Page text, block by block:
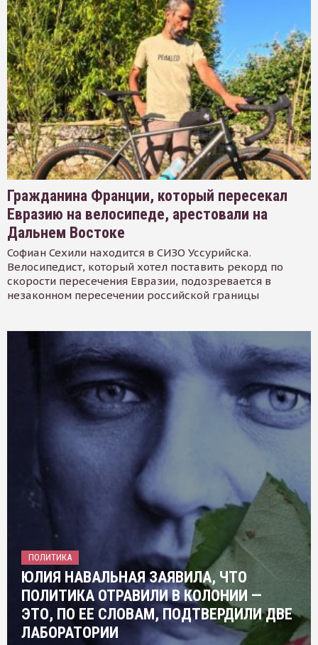
Гражданина Франции, который пересекал
Евразию на велосипеде, арестовали на
Дальнем Востоке
Софиан Сехили находится в СИЗО Уссурийска.
Велосипедист, который хотел поставить рекорд по
скорости пересечения Евразии, подозревается в
незаконном пересечении российской границы
ПОЛИТИКА
ЮЛИЯ НАВАЛЬНАЯ ЗАЯВИЛА, ЧТО
ПОЛИТИКА ОТРАВИЛИ В КОЛОНИИ —
ЭТО, ПО ЕЕ СЛОВАМ, ПОДТВЕРДИЛИ ДВЕ
ЛАБОРАТОРИИ